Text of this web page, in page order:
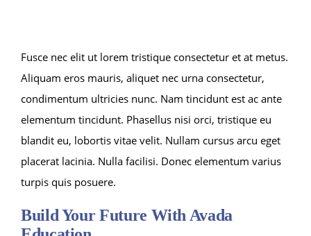
Fusce nec elit ut lorem tristique consectetur et at metus.
Aliquam eros mauris, aliquet nec urna consectetur,
condimentum ultricies nunc. Nam tincidunt est ac ante
elementum tincidunt. Phasellus nisi orci, tristique eu
blandit eu, lobortis vitae velit. Nullam cursus arcu eget
placerat lacinia. Nulla facilisi. Donec elementum varius
turpis quis posuere.
Build Your Future With Avada